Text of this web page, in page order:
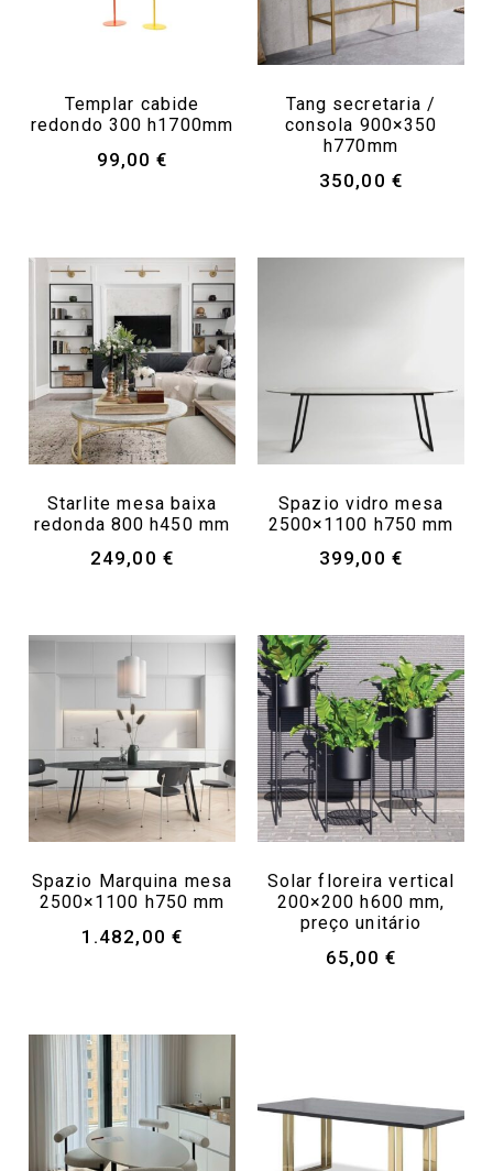
Templar cabide
redondo 300 h1700mm
99,00€
Tang secretaria /
consola 900×350
h770mm
350,00 €
Starlite mesa baixa
redonda 800 h450 mm
249,00 €
Spazio vidro mesa
2500×1100 h750 mm
399,00 €
Spazio Marquina mesa
2500×1100 h750 mm
1.482,00 €
Solar floreira vertical
200×200 h600 mm,
preço unitário
65,00€